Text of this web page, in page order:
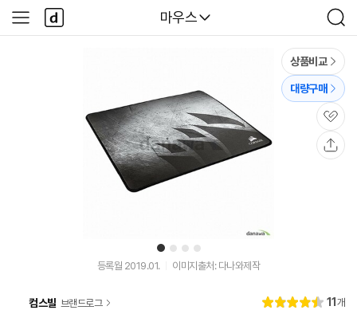
다나와
마우스
검
색
사
이
다
나
와
1 2 3 4
상품비교
대량구매
관
심
등록월 2019.01. 이미지출처: 다나와제작
컴스빌 브랜드로그
별
4.
리
11개